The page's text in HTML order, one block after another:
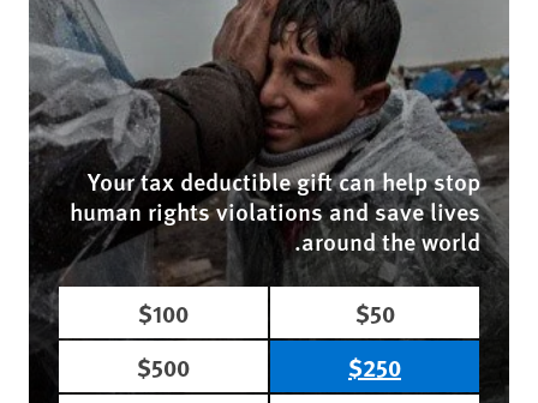
Your tax deductible gift can help stop
human rights violations and save lives
around the world.
$50
$100
$250
$500